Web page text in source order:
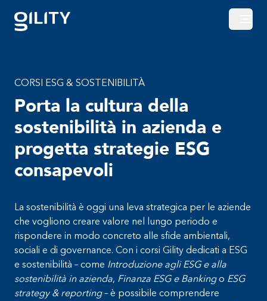
Apri
CORSI ESG & SOSTENIBILITÀ
Porta la cultura della
sostenibilità in azienda e
progetta strategie ESG
consapevoli
La sostenibilità è oggi una leva strategica per le aziende
che vogliono creare valore nel lungo periodo e
rispondere in modo concreto alle sfide ambientali,
sociali e di governance. Con i corsi Gility dedicati a ESG
e sostenibilità – come Introduzione agli ESG e alla
sostenibilità in azienda, Finanza ESG e Bankingo ESG
strategy & reporting– è possibile comprendere